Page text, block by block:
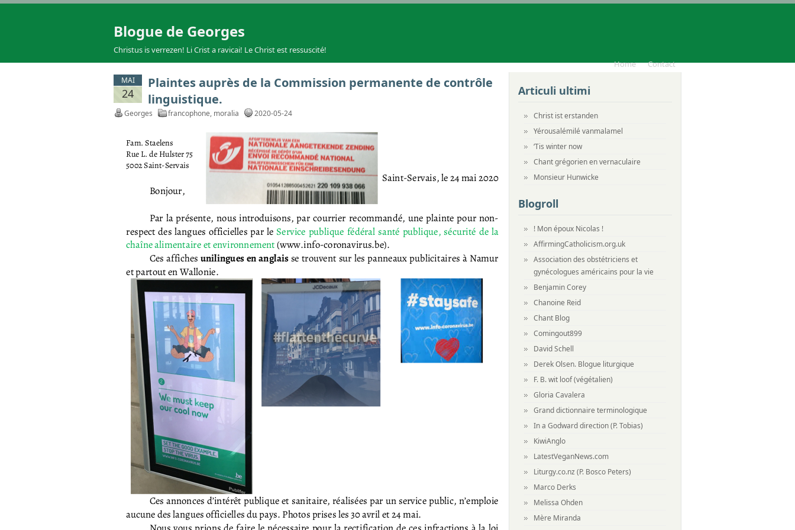
Blogue de Georges
Christus is verrezen! Li Crist a ravicai! Le Christ est ressuscité!
Home
Contact
MAI
24
Plaintes auprès de la Commission permanente de contrôle
linguistique.
Georges francophone, moralia 2020-05-24
Articuli ultimi
Christ ist erstanden
Yérousalémilé vanmalamel
‘Tis winter now
Chant grégorien en vernaculaire
Monsieur Hunwicke
Blogroll
! Mon époux Nicolas !
AffirmingCatholicism.org.uk
Association des obstétriciens et
gynécologues américains pour la vie
Benjamin Corey
Chanoine Reid
Chant Blog
Comingout899
David Schell
Derek Olsen. Blogue liturgique
F. B. wit loof (végétalien)
Gloria Cavalera
Grand dictionnaire terminologique
In a Godward direction (P. Tobias)
KiwiAnglo
LatestVeganNews.com
Liturgy.co.nz (P. Bosco Peters)
Marco Derks
Melissa Ohden
Mère Miranda